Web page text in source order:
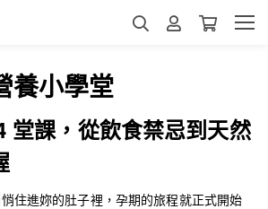
養小學堂
堂課，從飲食禁忌到天然
住進妳的肚子裡，孕期的旅程就正式開始